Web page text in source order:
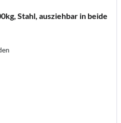
Stahl, ausziehbar in beide